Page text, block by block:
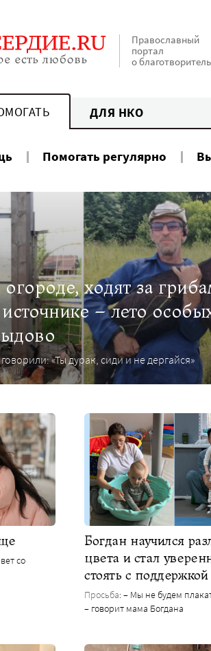
Православный
портал
о
ДЛЯ НКО
Помогать регулярно
ходят за
– лето
«Ты дурак, сиди и не дергайся»
со
Богдан научился
цвета и стал
стоять с поддержкой
Просьба: – Мы не будем
– говорит мама Богдана